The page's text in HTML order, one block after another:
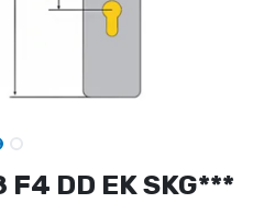
DD EK SKG***